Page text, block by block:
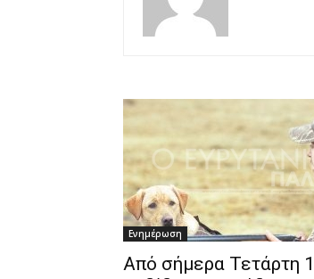
Ενημέρωση
Από σήμερα Τετάρτη